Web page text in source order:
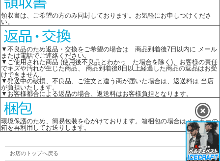
領収書は、ご希望の方のみ同封しております。お気軽にお申しつけくださ
い。
▼不良品のため返品・交換をご希望の場合は 商品到着後7日以内に メール
または電話でご連絡ください。
▼ご使用された商品 (使用後不良品とわかっ た場合を除く)、お客様の責任
でキズや汚れが生じた商品、 商品到着後8日以上経過した商品の返品はお受
けできません。
▼発送中の破損、不良品、ご注文と違う商が届いた場合は、返送料は 当店
が負担いたします。
▼お客様都合による返品の場合、返送料はお客様負担となります。
環境保護のため、簡易包装を心がけております。箱梱包の場合はメーカーの
箱を再利用してお送りします。
お店のトップへ戻る